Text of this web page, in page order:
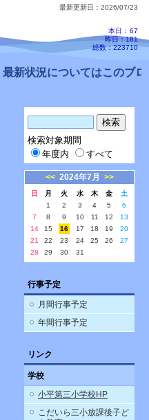
最新更新日：2026/07/23
本日： 67
昨日：181
総数：223710
最新状況についてはこのブロ
検索対象期間
年度内
すべて
<< 2024年7月 >>
日 月 火 水 木 金
土
1
2 3 4 5
6
7
8 9 10 11 12
13
14
15 16 17 18 19
20
21
22 23 24 25 26
27
28
29 30 31
行事予定
月間行事予定
年間行事予定
リンク
学校
小平第三小学校HP
こだいら三小放課後子ど